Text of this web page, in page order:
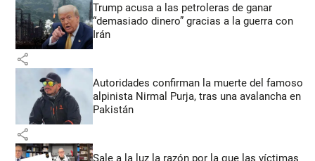
Trump acusa a las petroleras de ganar
“demasiado dinero” gracias a la guerra con
Irán
share
Autoridades confirman la muerte del famoso
alpinista Nirmal Purja, tras una avalancha en
Pakistán
share
Sale a la luz la razón por la que las víctimas